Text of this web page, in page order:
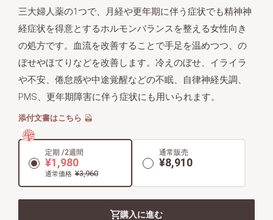
三大婦人薬の1つで、月経や更年期に伴う症状でも精神神
経症状を得意とするホルモンバランスを整える女性向き
の処方です。血流を改善することで手足を温めつつ、の
ぼせやほてりなどを改善します。冷えのぼせ、イライラ
や不安、倦怠感や中途覚醒などの不眠、自律神経失調、
PMS、更年期障害に伴う症状にも用いられます。
添付文書はこちら
初回
限定
定期 /2週間
¥1,980
通常価格 ¥3,960
通常販売
¥8,910
購入に進む